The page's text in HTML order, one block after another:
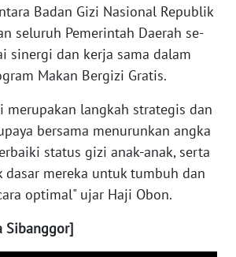
Badan Gizi Nasional Republik
seluruh Pemerintah Daerah se-
sinergi dan kerja sama dalam
Makan Bergizi Gratis.
merupakan langkah strategis dan
bersama menurunkan angka
status gizi anak-anak, serta
dasar mereka untuk tumbuh dan
optimal" ujar Haji Obon.
Sibanggor]